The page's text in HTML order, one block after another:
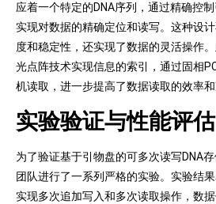
应着一个特定的DNA序列，通过精确控
实现对数据的精确定位和读写。这种设
度和稳定性，还实现了数据的灵活操作
光点阵技术实现信息的索引，通过固相
机读取，进一步提高了数据读取的效率和
实验验证与性能评估
为了验证基于引物盘的可多次读写DNA
团队进行了一系列严格的实验。实验结
实现多次追加写入和多次读取操作，数